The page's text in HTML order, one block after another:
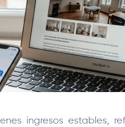
ingresos estables,